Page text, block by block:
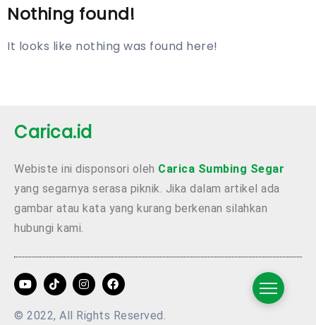
Nothing found!
It looks like nothing was found here!
Carica.id
Webiste ini disponsori oleh Carica Sumbing Segar
yang segarnya serasa piknik. Jika dalam artikel ada
gambar atau kata yang kurang berkenan silahkan
hubungi kami.
© 2022, All Rights Reserved.